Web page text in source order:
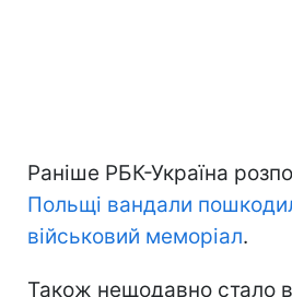
Раніше РБК-Україна
Польщі вандали
військовий меморіал.
Також нещодавно стало